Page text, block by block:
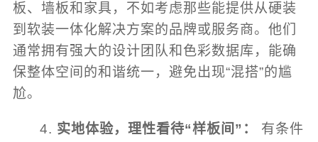
板、墙板和家具，不如考虑那些能提供从硬装
到软装一体化解决方案的品牌或服务商。他们
通常拥有强大的设计团队和色彩数据库，能确
保整体空间的和谐统一，避免出现“混搭”的尴
尬。
4. 实地体验，理性看待“样板间”：
有条件